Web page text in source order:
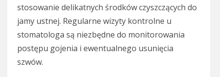
stosowanie delikatnych środków czyszczących do
jamy ustnej. Regularne wizyty kontrolne u
stomatologa są niezbędne do monitorowania
postępu gojenia i ewentualnego usunięcia
szwów.